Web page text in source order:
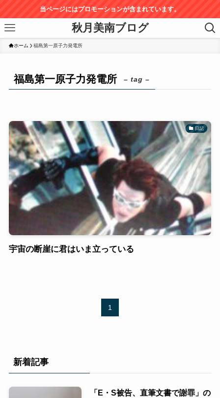
当ページにはプロモーションが含まれています。
秋月美南ブログ
ホーム 福島第一原子力発電所
福島第一原子力発電所 – tag –
日記
宇宙の断崖に君はいま立っている
1
新着記事
「E・S被告、直筆文書で謝罪」の